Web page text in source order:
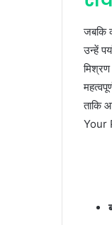
जबकि
उन्हें
ताकि
Your